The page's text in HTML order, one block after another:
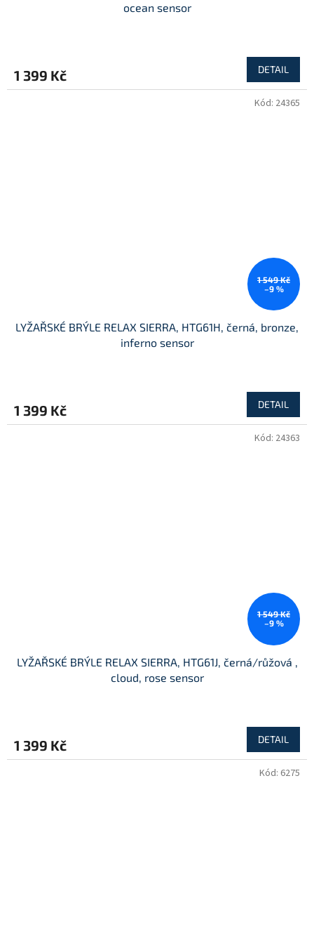
ocean sensor
1 399 Kč DETAIL
1 549 Kč
–9 %
LYŽAŘSKÉ BRÝLE RELAX SIERRA, HTG61H, černá, bronze,
inferno sensor
1 399 Kč DETAIL
Kód: 24365
1 549 Kč
–9 %
LYŽAŘSKÉ BRÝLE RELAX SIERRA, HTG61J, černá/růžová ,
cloud, rose sensor
1 399 Kč DETAIL
Kód: 24363
Kód: 6275